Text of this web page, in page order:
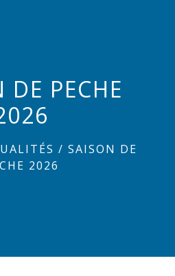
DE PECHE
/ SAISON DE
2026